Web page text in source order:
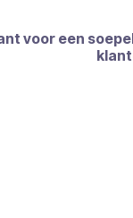
voor een